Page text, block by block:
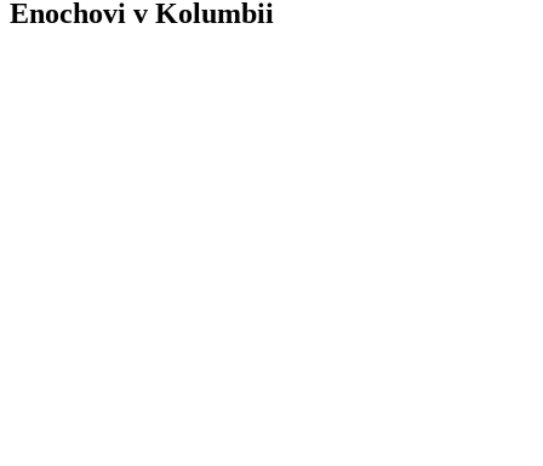
Enochovi v Kolumbii